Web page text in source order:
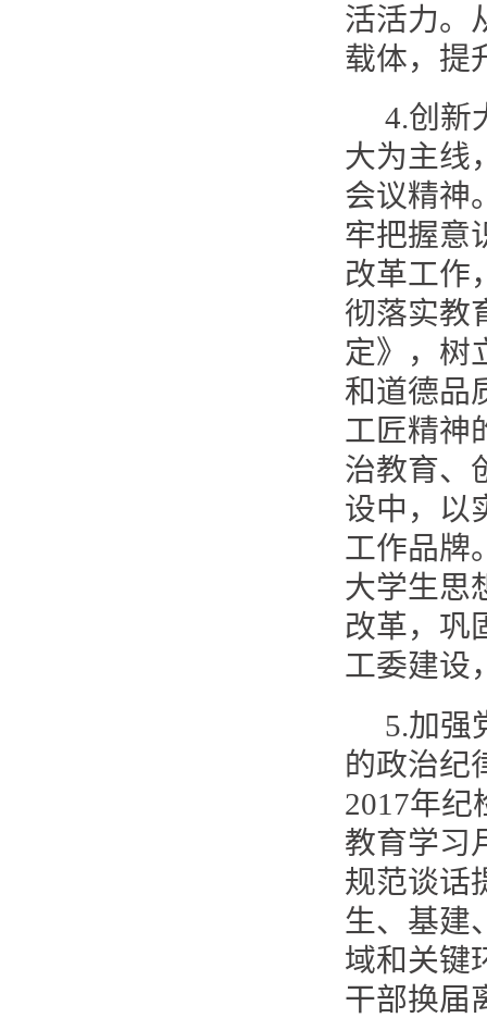
活活力。
载体，提
4.创新
大为主线
会议精神
牢把握意
改革工作
彻落实教
定》，树
和道德品
工匠精神
治教育、
设中，以
工作品牌
大学生思
改革，巩
工委建设
5.加强
的政治纪
2017年纪
教育学习
规范谈话
生、基建
域和关键
干部换届